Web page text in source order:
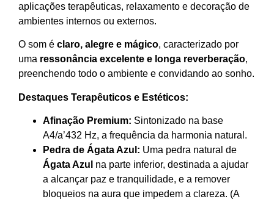
aplicações terapêuticas, relaxamento e decoração de
ambientes internos ou externos.
O som é claro, alegre e mágico, caracterizado por
uma ressonância excelente e longa reverberação,
preenchendo todo o ambiente e convidando ao sonho.
Destaques Terapêuticos e Estéticos:
Afinação Premium: Sintonizado na base
A4/a’432 Hz, a frequência da harmonia natural.
Pedra de Ágata Azul: Uma pedra natural de
Ágata Azul na parte inferior, destinada a ajudar
a alcançar paz e tranquilidade, e a remover
bloqueios na aura que impedem a clareza. (A